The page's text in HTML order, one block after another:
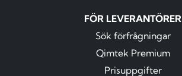
FÖR LEVERANTÖRER
Sök förfrågningar
Qimtek Premium
Prisuppgifter